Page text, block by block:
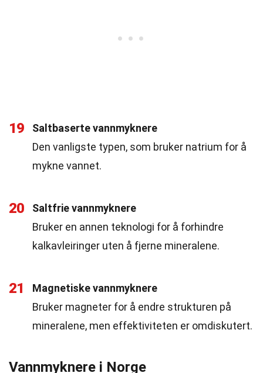
19
Saltbaserte vannmyknere
Den vanligste typen, som bruker natrium for å
mykne vannet.
20
Saltfrie vannmyknere
Bruker en annen teknologi for å forhindre
kalkavleiringer uten å fjerne mineralene.
21
Magnetiske vannmyknere
Bruker magneter for å endre strukturen på
mineralene, men effektiviteten er omdiskutert.
Vannmyknere i Norge